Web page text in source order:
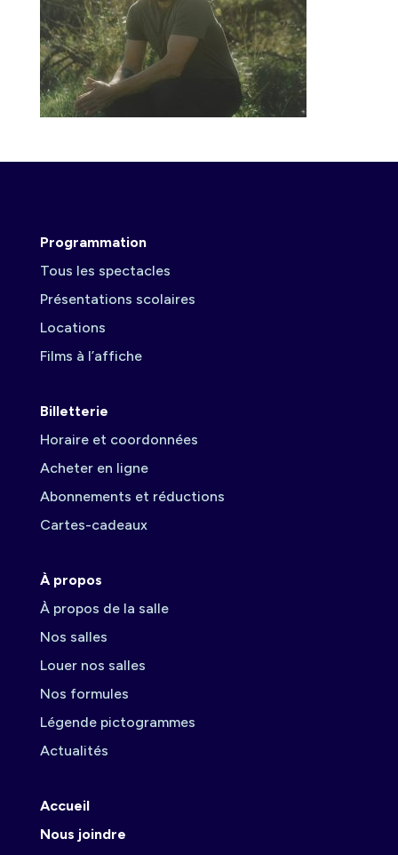
Programmation
Tous les spectacles
Présentations scolaires
Locations
Films à l’affiche
Billetterie
Horaire et coordonnées
Acheter en ligne
Abonnements et réductions
Cartes-cadeaux
À propos
À propos de la salle
Nos salles
Louer nos salles
Nos formules
Légende pictogrammes
Actualités
Accueil
Nous joindre